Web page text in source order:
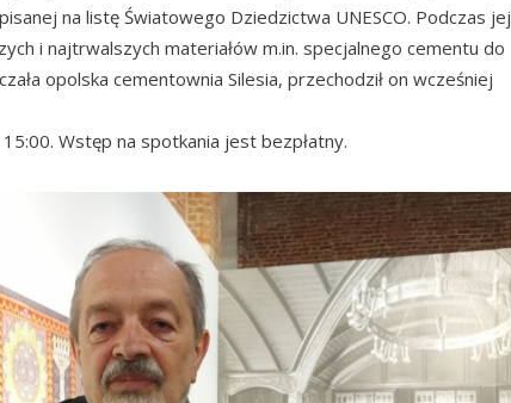
na listę Światowego Dziedzictwa UNESCO. Podczas jej
i najtrwalszych materiałów m.in. specjalnego cementu do
opolska cementownia Silesia, przechodził on wcześniej
Wstęp na spotkania jest bezpłatny.